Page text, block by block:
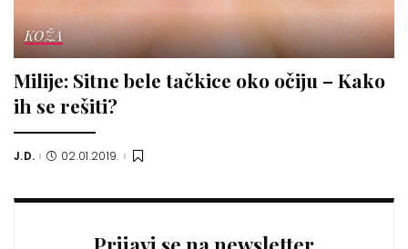
KOŽA
Milije: Sitne bele tačkice oko očiju – Kako
ih se rešiti?
Posted
J.D. 02.01.2019.